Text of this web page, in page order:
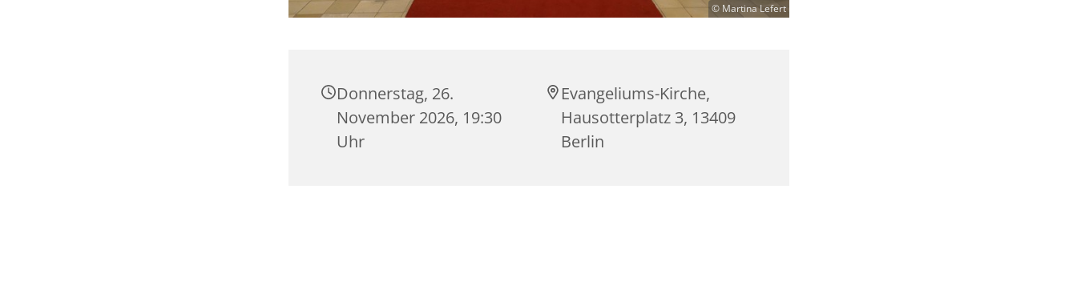
© Martina Lefert
Donnerstag, 26.
November 2026, 19:30
Uhr
Evangeliums-Kirche,
Hausotterplatz 3, 13409
Berlin